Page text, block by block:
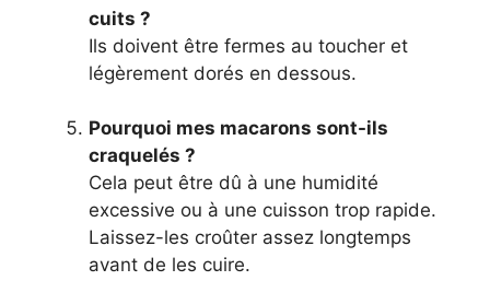
cuits ?
Ils doivent être fermes au toucher et
légèrement dorés en dessous.
Pourquoi mes macarons sont-ils
craquelés ?
Cela peut être dû à une humidité
excessive ou à une cuisson trop rapide.
Laissez-les croûter assez longtemps
avant de les cuire.